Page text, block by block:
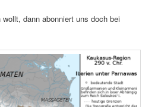
dann abonniert uns doch bei